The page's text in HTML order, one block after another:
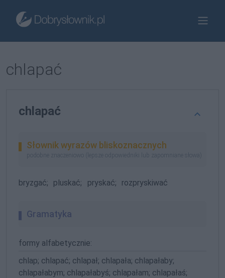
chlapać
chlapać
Słownik wyrazów bliskoznacznych
podobne znaczeniowo (lepsze odpowiedniki lub zapomniane słowa)
bryzgać; pluskać; pryskać; rozpryskiwać
Gramatyka
formy alfabetycznie:
chlap; chlapać; chlapał; chlapała; chlapałaby;
chlapałabym; chlapałabyś; chlapałam; chlapałaś;